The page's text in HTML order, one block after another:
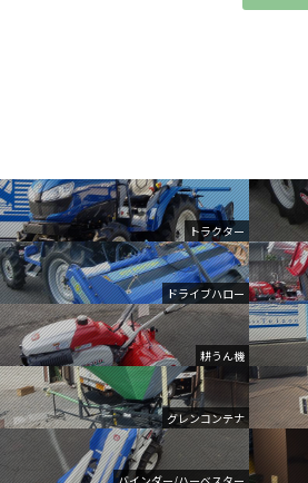
トラクター
ドライブハロー
耕うん機
グレンコンテナ